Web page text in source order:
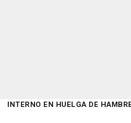
INTERNO EN HUELGA DE